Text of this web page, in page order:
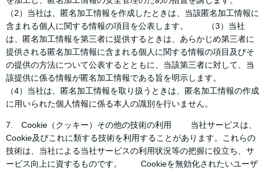
（2）当社は、匿名加工情報を作成したときは、当該匿名加工情報に
含まれる個人に関する情報の項目を公表します。 （3）当社
は、匿名加工情報を第三者に提供するときは、あらかじめ第三者に
提供される匿名加工情報に含まれる個人に関する情報の項目及びそ
の提供の方法について公表するとともに、当該第三者に対して、当
該提供に係る情報が匿名加工情報である旨を明示します。
（4）当社は、匿名加工情報を取り扱うときは、匿名加工情報の作成
に用いられた個人情報に係る本人の識別を行いません。
7. Cookie（クッキー）その他の技術の利用 当社サービスは、
Cookie及びこれに類する技術を利用することがあります。これらの
技術は、当社による当社サービスの利用状況等の把握に役立ち、サ
ービス向上に資するものです。 Cookieを無効化されたいユーザ